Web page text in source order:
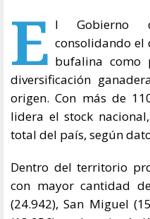
E l Gobierno
consolidando
bufalina como
diversificación
origen. Con más de
lidera el stock
total del país, según
Dentro del territorio
con mayor cantidad
(24.942), San Miguel